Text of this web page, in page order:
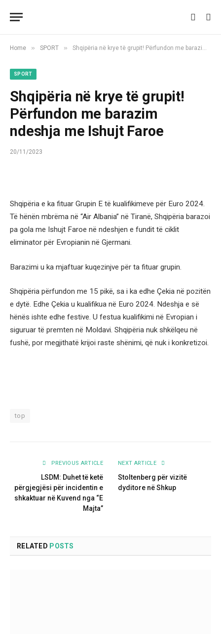
Home » SPORT » Shqipëria në krye të grupit! Përfundon me barazim ndeshja me Ishujt Faroe
SPORT
Shqipëria në krye të grupit!
Përfundon me barazim
ndeshja me Ishujt Faroe
20/11/2023
Shqipëria e ka fituar Grupin E të kualifikimeve për Euro 2024.
Të hënën mbrëma në “Air Albania” në Tiranë, Shqipëria barazoi
pa gola me Ishujt Faroe në ndeshjen e fundit të ciklit
eliminator për Evropianin në Gjermani.
Barazimi u ka mjaftuar kuqezinjve për ta fituar grupin.
Shqipëria përfundon me 15 pikë, sa i ka edhe Çekia në pozitën
e dytë. Edhe Çekia u kualifikua në Euro 2024. Ndeshja e së
hënës ishte edhe festive. U festua kualifikimi në Evropian i
siguruar të premten në Moldavi. Shqipëria nuk shkëlqeu në
fushë, por megjithatë krijoi raste shënimi, që nuk i konkretizoi.
top
PREVIOUS ARTICLE
LSDM: Duhet të ketë
përgjegjësi për incidentin e
shkaktuar në Kuvend nga “E
Majta”
NEXT ARTICLE
Stoltenberg për vizitë
dyditore në Shkup
RELATED POSTS